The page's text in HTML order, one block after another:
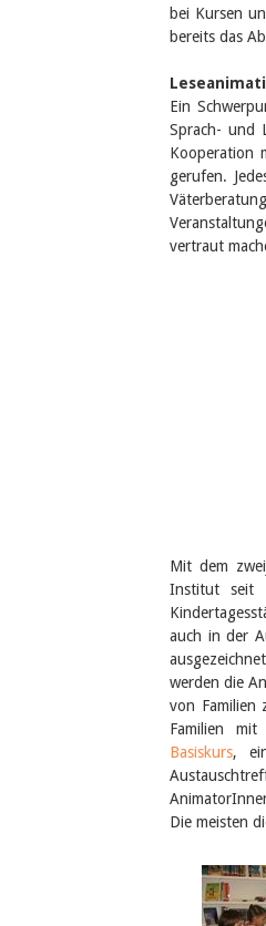
bei Kursen
bereits das
Ein
Sprach- und
Kooperation
gerufen.
vertraut
Mit dem
Institut seit
auch in der
werden die
von Familien
Familien
Basiskurs,
Die meisten